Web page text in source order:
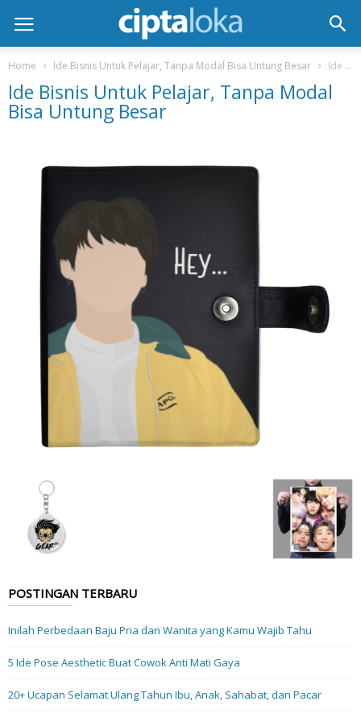
Home Ide Bisnis Untuk Pelajar, Tanpa Modal Bisa Untung Besar Ide Bisnis Untuk Pelajar, Tanpa Modal Bisa Untung Besar
Ide Bisnis Untuk Pelajar, Tanpa Modal
Bisa Untung Besar
POSTINGAN TERBARU
Inilah Perbedaan Baju Pria dan Wanita yang Kamu Wajib Tahu
5 Ide Pose Aesthetic Buat Cowok Anti Mati Gaya
20+ Ucapan Selamat Ulang Tahun Ibu, Anak, Sahabat, dan Pacar